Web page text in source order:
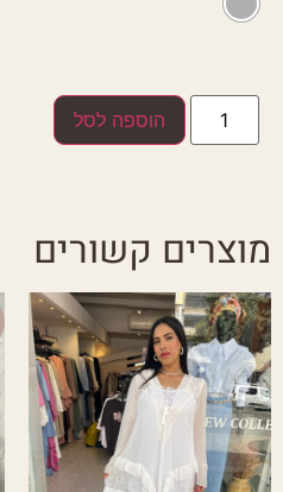
הוספה לסל
מוצרים קשורים